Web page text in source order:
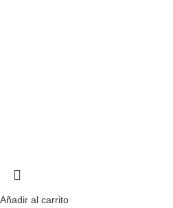
Añadir al carrito